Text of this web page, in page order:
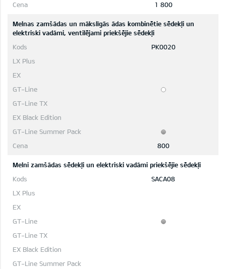
1 800
Melnas zamšādas un mākslīgās ādas kombinētie sēdekļi un
elektriski vadāmi, ventilējami priekšējie sēdekļi
PK0020
800
Melni zamšādas sēdekļi un elektriski vadāmi priekšējie sēdekļi
SACA08